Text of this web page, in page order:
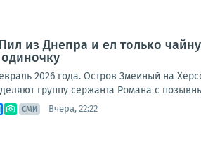
из Днепра и ел только
2026 года. Остров Змеиный на
группу сержанта Романа с
СМИ Вчера, 22:22